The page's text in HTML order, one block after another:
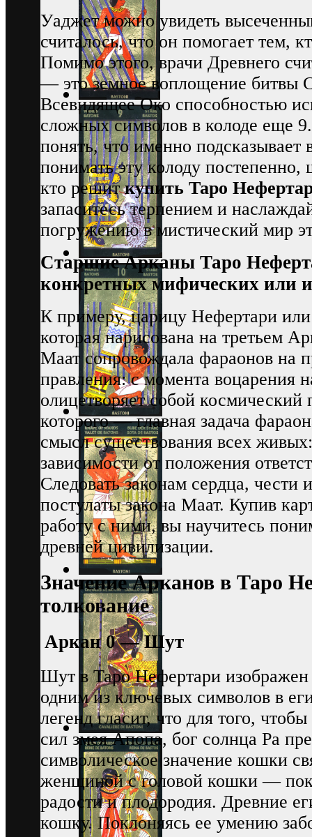
Уаджет можно увидеть
считалось, что он помогает тем,
Помимо этого, врачи Древнего
— это земное воплощение битвы
Всевидящее Око способностью
сложных символов в колоде еще
понять, что именно
понимать эту колоду
кто решиткупить Таро
запаситесь терпением и
погружению в мистический мир
Старшие Арканы Таро
конкретных мифических или
К примеру, царицу Нефертари
которая нарисована на третьем
Маат сопровождала фараонов на
правления: с момента воцарения
олицетворяет собой космический
которого — главная задача
смысл существования всех
зависимости от положения
Следовать законам сердца,
постулаты закона Маат. Купив
работу с ними, вы научитесь
древней цивилизации.
Значение Арканов в Таро
толкование
Аркан 0 — Шут
Шут в Таро Нефертари
одним из ключевых символов в
легенд гласит, что для того,
сил змея Апопа, бог солнца Ра
символическое значение кошки
женщиной с головой кошки —
радости и плодородия. Древние
кошку. Поклоняясь ее умению